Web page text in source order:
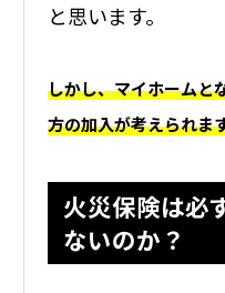
と思います。
しかし、マイホームと
方の加入が考えられま
火災保険は必
ないのか？